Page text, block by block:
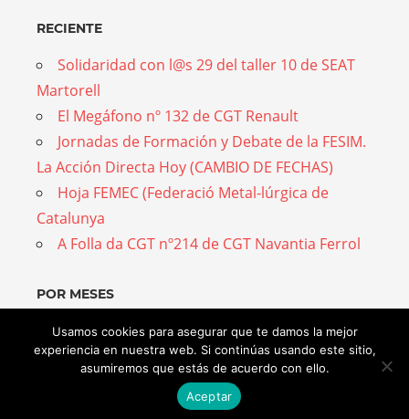
RECIENTE
Solidaridad con l@s 29 del taller 10 de SEAT
Martorell
El Megáfono nº 132 de CGT Renault
Jornadas de Formación y Debate de la FESIM.
La Acción Directa Hoy (CAMBIO DE FECHAS)
Hoja FEMEC (Federació Metal-lúrgica de
Catalunya
A Folla da CGT nº214 de CGT Navantia Ferrol
POR MESES
Por
meses
WordPress Theme: Admiral by ThemeZee.
Usamos cookies para asegurar que te damos la mejor
experiencia en nuestra web. Si continúas usando este sitio,
asumiremos que estás de acuerdo con ello.
Aceptar